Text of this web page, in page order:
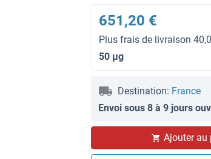
651,20 €
Plus frais de livraison
50 μg
Destination: France
Envoi sous 8 à 9 jours
Ajouter au